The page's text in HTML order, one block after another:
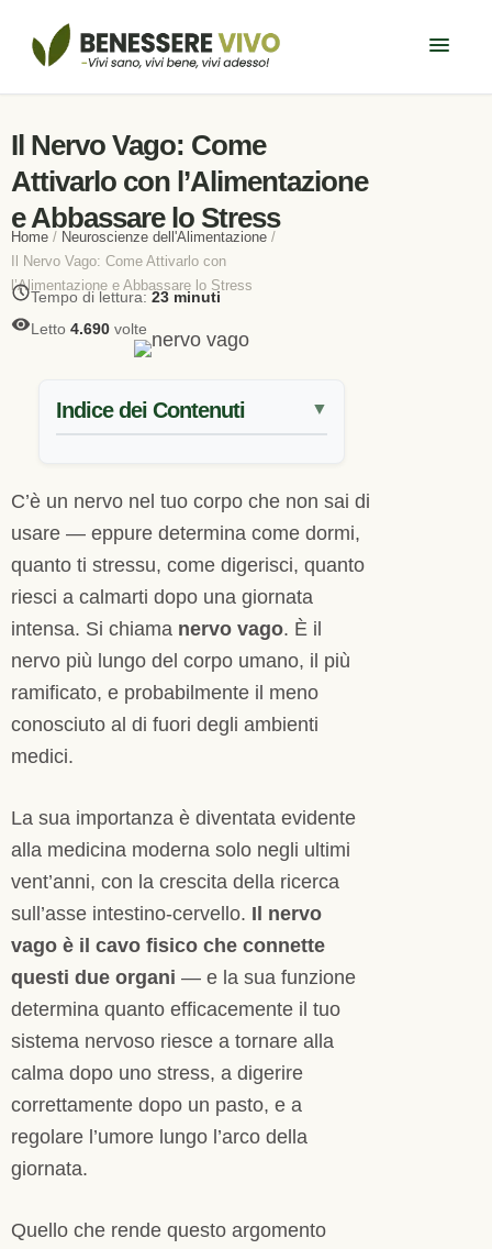
Il Nervo Vago: Come
Attivarlo con l’Alimentazione
e Abbassare lo Stress
Home / Neuroscienze dell'Alimentazione /
Il Nervo Vago: Come Attivarlo con
l’Alimentazione e Abbassare lo Stress
Tempo di lettura:23 minuti
Letto 4.690 volte
Indice dei Contenuti ▼
C’è un nervo nel tuo corpo che non sai di
usare — eppure determina come dormi,
quanto ti stressu, come digerisci, quanto
riesci a calmarti dopo una giornata
intensa. Si chiama nervo vago. È il
nervo più lungo del corpo umano, il più
ramificato, e probabilmente il meno
conosciuto al di fuori degli ambienti
medici.
La sua importanza è diventata evidente
alla medicina moderna solo negli ultimi
vent’anni, con la crescita della ricerca
sull’asse intestino-cervello. Il nervo
vago è il cavo fisico che connette
questi due organi — e la sua funzione
determina quanto efficacemente il tuo
sistema nervoso riesce a tornare alla
calma dopo uno stress, a digerire
correttamente dopo un pasto, e a
regolare l’umore lungo l’arco della
giornata.
Quello che rende questo argomento